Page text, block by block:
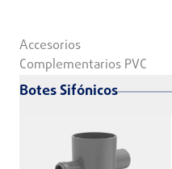
Accesorios
Complementarios PVC
Botes Sifónicos